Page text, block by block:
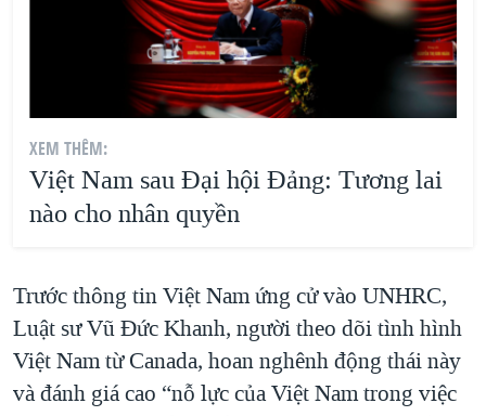
XEM THÊM:
Việt Nam sau Đại hội Đảng: Tương lai
nào cho nhân quyền
Trước thông tin Việt Nam ứng cử vào UNHRC,
Luật sư Vũ Đức Khanh, người theo dõi tình hình
Việt Nam từ Canada, hoan nghênh động thái này
và đánh giá cao “nỗ lực của Việt Nam trong việc